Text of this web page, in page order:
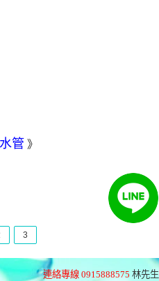
管 》
3
連絡專線 0915888575 林先生